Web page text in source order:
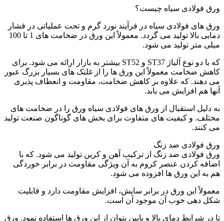
ورق فولادی سیاه چیست؟
ورق های فولادی سیاه در فرآیند نورد گرم و تحت عملیاتی در فشار
دمایی بالا تولید می گردد. معمولاً این ورق در ضخامت های 1 تا 100
میلی متر تولید می شود.
که با دو نوع آلیاژ ST37 و ST52 بیشتر به بازار ارائه می شود. برای
کاهش ضخامت معمولاً این ورق ها را از غلتک های بسیار بزرگ عبور
می دهند. که علاوه بر کاهش ضخامت، مقاومت و انعطاف پذیری
آنها هم افزایش می یابد.
به دلیل استقبال از ورق های فولادی سیاه ورق را در ضخامت های
مختلف. و کیفیت های متفاوت برای بخش های گوناگون صنعت تولید
می کنند.
ورق فولادی ضد زنگ
ورق فولادی ضد زنگ از ترکیب آهن و کربن تولید می شود. که با
اضافه کردن عنصر کروم به آن ویژگی مقاومت در برابر خوردگی
هم به این ورق ها افزوده می شود.
معمولاً این ورق در برابر سایش، افزایش مقاومت دارد و قابلیت
شکل دهی خوب آن موجود آن است.
تا در شرایط دمای بالا و پایین بتوان از این ورق ها استفاده نمود. ورق